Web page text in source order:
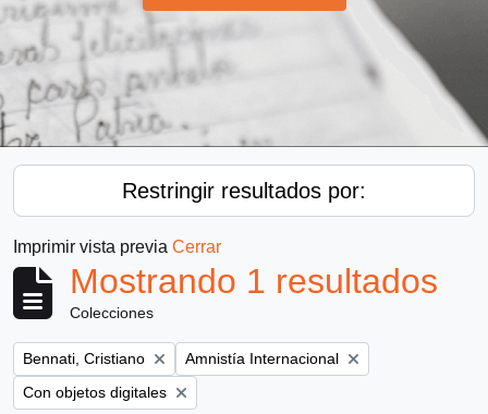
Restringir resultados por:
Imprimir vista previa Cerrar
Mostrando 1 resultados
Colecciones
Remove filter:
Bennati, Cristiano Remove filter:
Amnistía Internacional
Remove filter:
Con objetos digitales